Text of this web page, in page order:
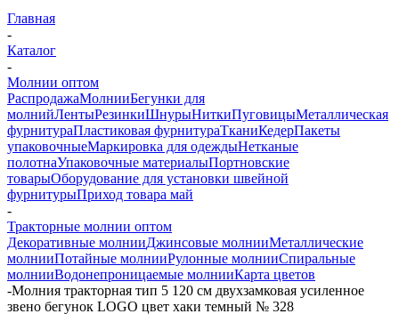
Главная
-
Каталог
-
Молнии оптом
РаспродажаМолнииБегунки для
молнийЛентыРезинкиШнурыНиткиПуговицыМеталлическая
фурнитураПластиковая фурнитураТканиКедерПакеты
упаковочныеМаркировка для одеждыНетканые
полотнаУпаковочные материалыПортновские
товарыОборудование для установки швейной
фурнитурыПриход товара май
-
Тракторные молнии оптом
Декоративные молнииДжинсовые молнииМеталлические
молнииПотайные молнииРулонные молнииСпиральные
молнииВодонепроницаемые молнииКарта цветов
-Молния тракторная тип 5 120 см двухзамковая усиленное
звено бегунок LOGO цвет хаки темный № 328